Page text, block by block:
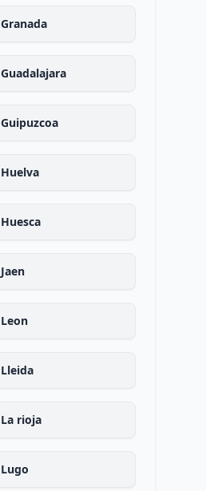
Granada
Guadalajara
Guipuzcoa
Huelva
Huesca
Jaen
Leon
Lleida
La rioja
Lugo